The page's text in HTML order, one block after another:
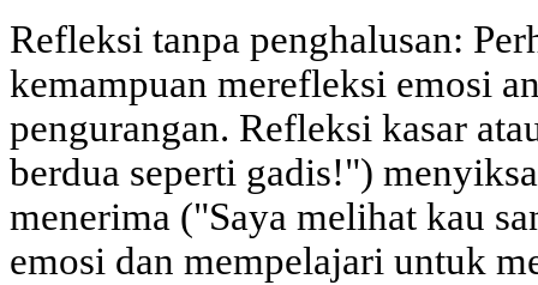
Refleksi tanpa penghalusan:
kemampuan merefleksi emosi
pengurangan. Refleksi kasar
berdua seperti gadis!")
menerima ("Saya melihat kau
emosi dan mempelajari untuk